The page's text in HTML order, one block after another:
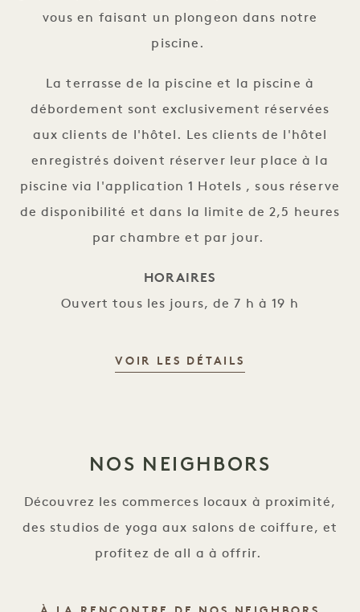
vous en faisant un plongeon dans notre
piscine.
La terrasse de la piscine et la piscine à
débordement sont exclusivement réservées
aux clients de l'hôtel. Les clients de l'hôtel
enregistrés doivent réserver leur place à la
piscine via l'application 1 Hotels , sous réserve
de disponibilité et dans la limite de 2,5 heures
par chambre et par jour.
HORAIRES
Ouvert tous les jours, de 7 h à 19 h
VOIR LES DÉTAILS
NOS NEIGHBORS
Découvrez les commerces locaux à proximité,
des studios de yoga aux salons de coiffure, et
profitez de all a à offrir.